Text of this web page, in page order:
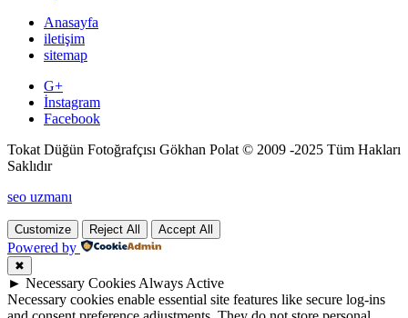
Anasayfa
iletişim
sitemap
G+
İnstagram
Facebook
Tokat Düğün Fotoğrafçısı Gökhan Polat © 2009 -2025 Tüm Hakları
Saklıdır
seo uzmanı
Customize Reject All Accept All
Powered by
✖
► Necessary Cookies Always Active
Necessary cookies enable essential site features like secure log-ins